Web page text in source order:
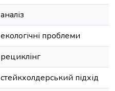
аналіз
екологічні проблеми
рециклінг
стейкхолдерський підхід